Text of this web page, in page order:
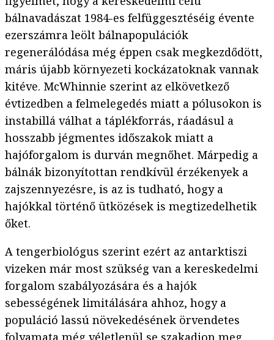
bálnavadászat 1984-es felfüggesztéséig évente
ezerszámra leölt bálnapopulációk
regenerálódása még éppen csak megkezdődött,
máris újabb környezeti kockázatoknak vannak
kitéve. McWhinnie szerint az elkövetkező
évtizedben a felmelegedés miatt a pólusokon is
instabillá válhat a táplékforrás, ráadásul a
hosszabb jégmentes időszakok miatt a
hajóforgalom is durván megnőhet. Márpedig a
bálnák bizonyítottan rendkívül érzékenyek a
zajszennyezésre, is az is tudható, hogy a
hajókkal történő ütközések is megtizedelhetik
őket.
A tengerbiológus szerint ezért az antarktiszi
vizeken már most szükség van a kereskedelmi
forgalom szabályozására és a hajók
sebességének limitálására ahhoz, hogy a
populáció lassú növekedésének örvendetes
folyamata még véletlenül se szakadjon meg.